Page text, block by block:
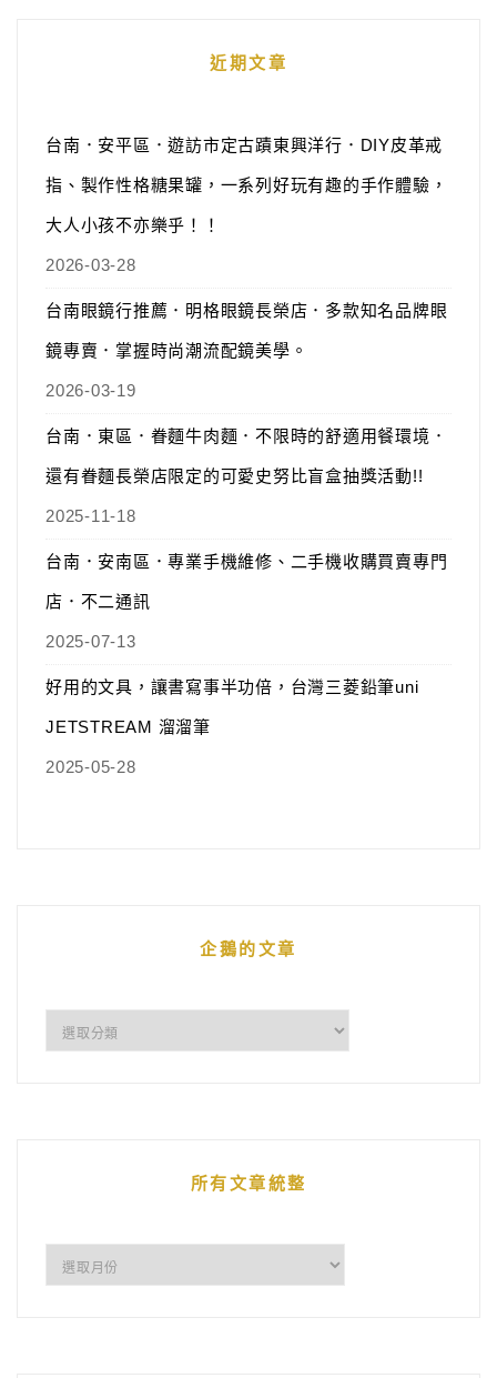
近期文章
台南．安平區．遊訪市定古蹟東興洋行．DIY皮革戒
指、製作性格糖果罐，一系列好玩有趣的手作體驗，
大人小孩不亦樂乎！！
2026-03-28
台南眼鏡行推薦．明格眼鏡長榮店．多款知名品牌眼
鏡專賣．掌握時尚潮流配鏡美學。
2026-03-19
台南．東區．眷麵牛肉麵．不限時的舒適用餐環境．
還有眷麵長榮店限定的可愛史努比盲盒抽獎活動!!
2025-11-18
台南．安南區．專業手機維修、二手機收購買賣專門
店．不二通訊
2025-07-13
好用的文具，讓書寫事半功倍，台灣三菱鉛筆uni
JETSTREAM 溜溜筆
2025-05-28
企鵝的文章
所有文章統整